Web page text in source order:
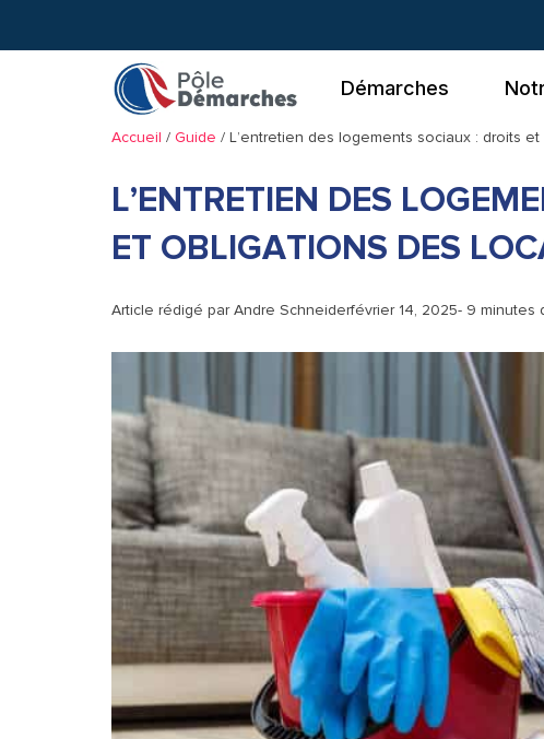
Démarches
Accueil / Guide / L’entretien des logements sociaux : droits
L’ENTRETIEN DES
ET OBLIGATIONS DES
Article rédigé parAndre Schneiderfévrier 14, 2025- 9 minutes